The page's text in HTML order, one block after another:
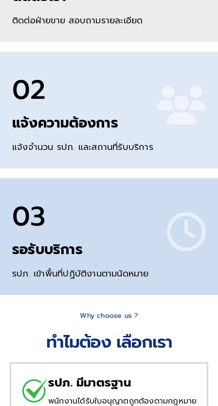
ติดต่อฝ่ายขาย สอบถามรายละเอียด
02
แจ้งความต้องการ
แจ้งจำนวน รปภ. และสถานที่รับบริการ
03
รอรับบริการ
รปภ. เข้าพื้นที่ปฏิบัติงานตามนัดหมาย
Why choose us ?
ทำไมต้อง เลือกเรา
รปภ. มีมาตรฐาน
พนักงานได้รับใบอนุญาตถูกต้องตามกฎหมาย